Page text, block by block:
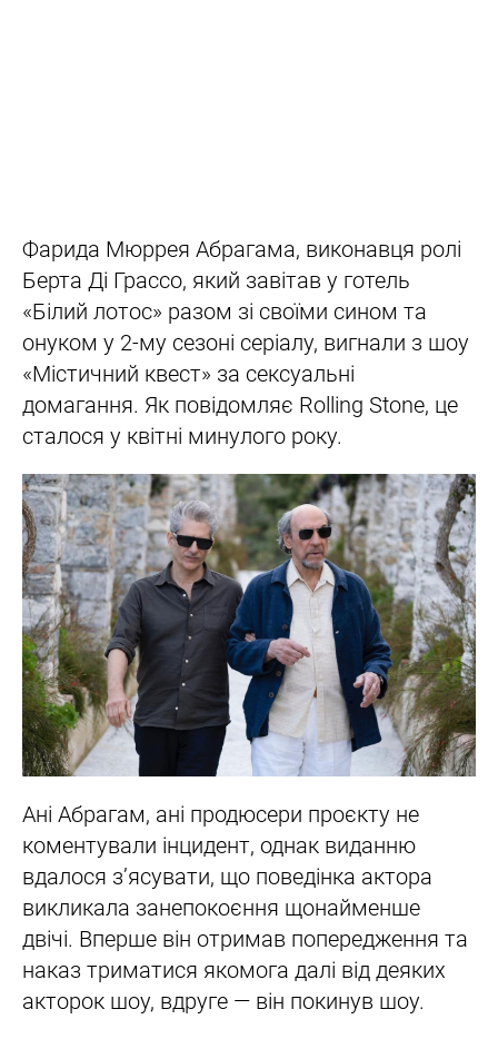
Фарида Мюррея Абрагама, виконавця ролі
Берта Ді Грассо, який завітав у готель
«Білий лотос» разом зі своїми сином та
онуком у 2-му сезоні серіалу, вигнали з шоу
«Містичний квест» за сексуальні
домагання. Як повідомляє Rolling Stone, це
сталося у квітні минулого року.
Ані Абрагам, ані продюсери проєкту не
коментували інцидент, однак виданню
вдалося з’ясувати, що поведінка актора
викликала занепокоєння щонайменше
двічі. Вперше він отримав попередження та
наказ триматися якомога далі від деяких
акторок шоу, вдруге — він покинув шоу.